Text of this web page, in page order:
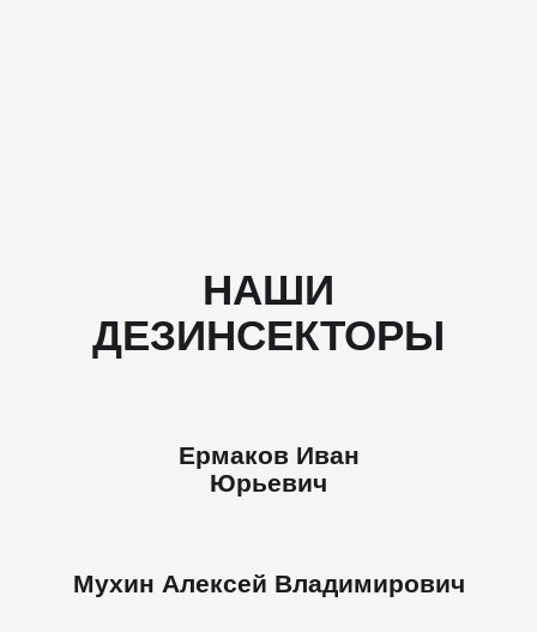
НАШИ
ДЕЗИНСЕКТОРЫ
Ермаков Иван
Юрьевич
Мухин Алексей Владимирович